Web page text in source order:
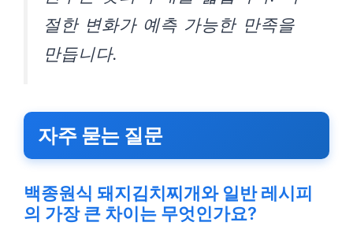
절한 변화가 예측 가능한 만족을
만듭니다.
자주 묻는 질문
백종원식 돼지김치찌개와 일반 레시피
의 가장 큰 차이는 무엇인가요?